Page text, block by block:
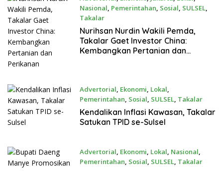
Nasional, Pemerintahan, Sosial, SULSEL,
Takalar
Mei 6, 2026
Nurihsan Nurdin Wakili Pemda,
Takalar Gaet Investor China:
Kembangkan Pertanian dan
Advertorial, Ekonomi, Lokal,
Pemerintahan, Sosial, SULSEL, Takalar
April 25, 2026
Kendalikan Inflasi Kawasan, Takalar
Satukan TPID se-Sulsel
Advertorial, Ekonomi, Lokal, Nasional,
Pemerintahan, Sosial, SULSEL, Takalar